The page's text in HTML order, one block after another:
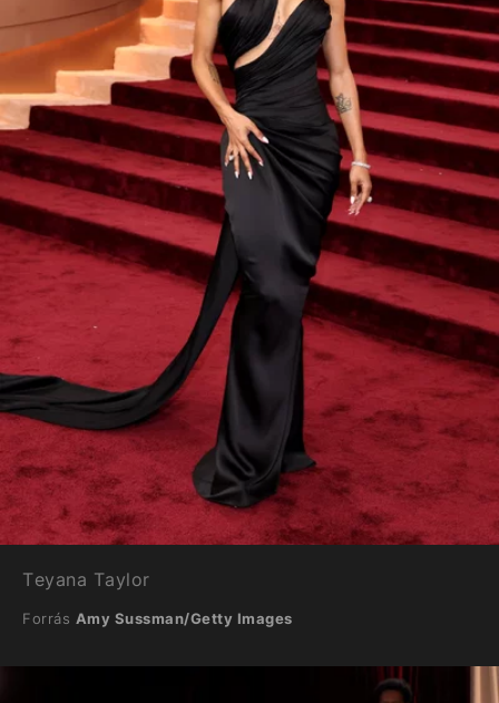
Teyana Taylor
Forrás Amy Sussman/Getty Images